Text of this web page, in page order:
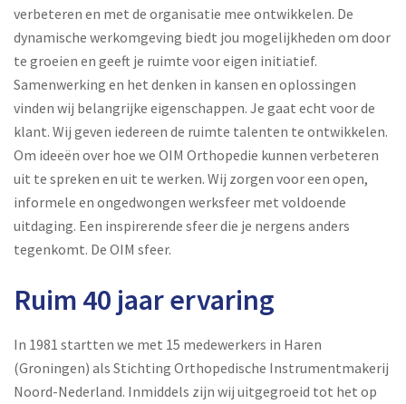
verbeteren en met de organisatie mee ontwikkelen. De
dynamische werkomgeving biedt jou mogelijkheden om door
te groeien en geeft je ruimte voor eigen initiatief.
Samenwerking en het denken in kansen en oplossingen
vinden wij belangrijke eigenschappen. Je gaat echt voor de
klant. Wij geven iedereen de ruimte talenten te ontwikkelen.
Om ideeën over hoe we OIM Orthopedie kunnen verbeteren
uit te spreken en uit te werken. Wij zorgen voor een open,
informele en ongedwongen werksfeer met voldoende
uitdaging. Een inspirerende sfeer die je nergens anders
tegenkomt. De OIM sfeer.
Ruim 40 jaar ervaring
In 1981 startten we met 15 medewerkers in Haren
(Groningen) als Stichting Orthopedische Instrumentmakerij
Noord-Nederland. Inmiddels zijn wij uitgegroeid tot het op